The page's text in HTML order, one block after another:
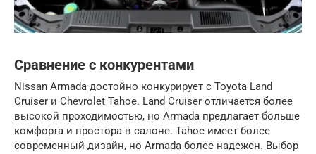
Сравнение с конкурентами
Nissan Armada достойно конкурирует с Toyota Land
Cruiser и Chevrolet Tahoe. Land Cruiser отличается более
высокой проходимостью, но Armada предлагает больше
комфорта и простора в салоне. Tahoe имеет более
современный дизайн, но Armada более надежен. Выбор